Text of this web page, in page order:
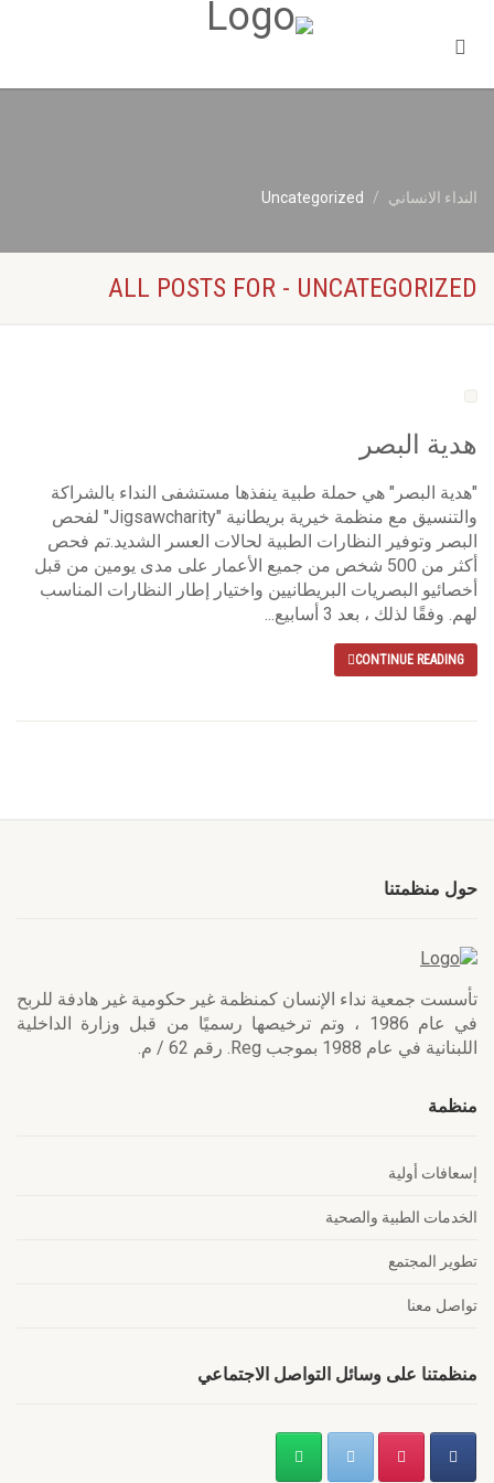
النداء الانساني Uncategorized
ALL POSTS FOR - UNCATEGORIZED
هدية البصر
"هدية البصر" هي حملة طبية ينفذها مستشفى النداء بالشراكة
والتنسيق مع منظمة خيرية بريطانية "Jigsawcharity" لفحص
البصر وتوفير النظارات الطبية لحالات العسر الشديد.تم فحص
أكثر من 500 شخص من جميع الأعمار على مدى يومين من قبل
أخصائيو البصريات البريطانيين واختيار إطار النظارات المناسب
لهم. وفقًا لذلك ، بعد 3 أسابيع...
CONTINUE READING
حول منظمتنا
تأسست جمعية نداء الإنسان كمنظمة غير حكومية غير هادفة للربح
في عام 1986 ، وتم ترخيصها رسميًا من قبل وزارة الداخلية
اللبنانية في عام 1988 بموجب Reg. رقم 62 / م.
منظمة
إسعافات أولية
الخدمات الطبية والصحية
تطوير المجتمع
تواصل معنا
منظمتنا على وسائل التواصل الاجتماعي